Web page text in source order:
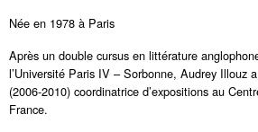
Née en 1978 à Paris
Après un double cursus en littérature
l’Université Paris IV – Sorbonne, Audrey Illouz
(2006-2010) coordinatrice d’expositions au
France.